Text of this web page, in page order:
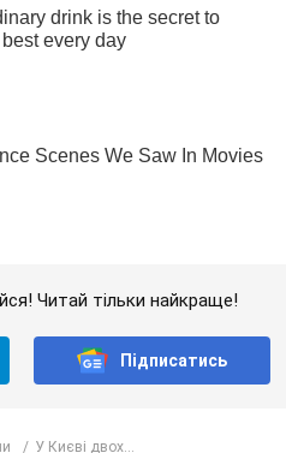
Читай тільки найкраще!
Підписатись
У Києві двох...